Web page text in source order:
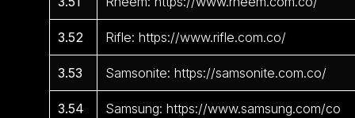
3.52 Rifle: https://www.rifle.com.co/
3.53 Samsonite: https://samsonite.com.co/
3.54 Samsung: https://www.samsung.com/co